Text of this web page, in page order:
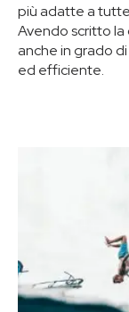
più adatte a
Avendo scritto
anche in grado
ed efficiente.